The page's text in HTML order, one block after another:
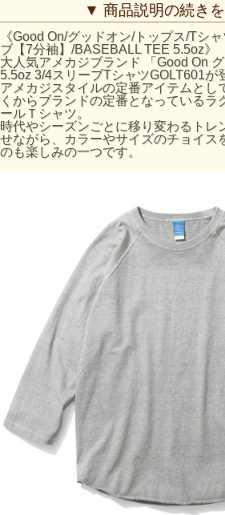
コットン100％、5.5ozの丸胴ジャー
ブ＆アームホールには２本針のカバー
七分袖ラグランスリーブのベーシック
ツ。
胴体部分を丸胴編みにより筒状に編み
には縫い目が無く、見た目も着心地
ほつれやヨレの心配もありません。
ゆったり1枚で着ても存在感があり、
ける裾部分は、短めの着丈にラウン
ックステッチで仕上げています。
反応染めカラーは落ち着いた雰囲気
で、ベーシックかつシンプルな仕上
Pigment Dye（顔料染め）カラーは、
いで、風合い感と経年変化による色
Fabric made in USA
Assembled in Japan
※メタルグレーの全サイズならびに全
みではありませんので、身頃の両脇
す。
※メタルグレーは先染め糸を織り交ぜ
ーの色を出している混紡生地を使用
サイズの目安
サイズ 着丈 (cm) 身幅 (cm)
66
68
▼ 商品説明の続き
《Good On/グッドオン/トップス/Tシ
ブ【7分袖】/BASEBALL TEE 5.5oz》
大人気アメカジブランド 「Good On グ
5.5oz 3/4スリーブTシャツGOLT601が
アメカジスタイルの定番アイテムとし
くからブランドの定番となっているラ
ールＴシャツ。
時代やシーズンごとに移り変わるトレ
せながら、カラーやサイズのチョイス
のも楽しみの一つです。